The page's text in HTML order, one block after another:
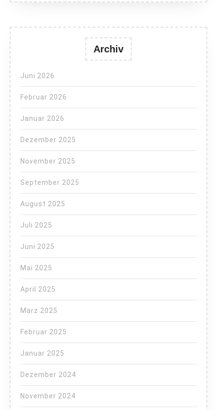
Archiv
Juni 2026
Februar 2026
Januar 2026
Dezember 2025
November 2025
September 2025
August 2025
Juli 2025
Juni 2025
Mai 2025
April 2025
März 2025
Februar 2025
Januar 2025
Dezember 2024
November 2024